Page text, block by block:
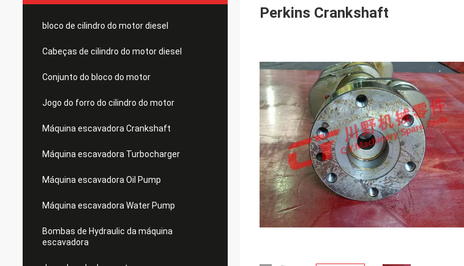
bloco de cilindro do motor diesel
Cabeças de cilindro do motor diesel
Conjunto do bloco do motor
Jogo do forro do cilindro do motor
Máquina escavadora Crankshaft
Máquina escavadora Turbocharger
Máquina escavadora Oil Pump
Máquina escavadora Water Pump
Bombas de Hydraulic da máquina
escavadora
Perkins Crankshaft